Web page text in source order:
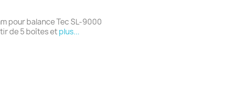
pour balance Tec SL-9000
de 5 boîtes etplus...